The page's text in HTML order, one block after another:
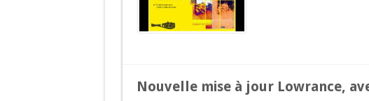
Nouvelle mise à jour Lowrance,